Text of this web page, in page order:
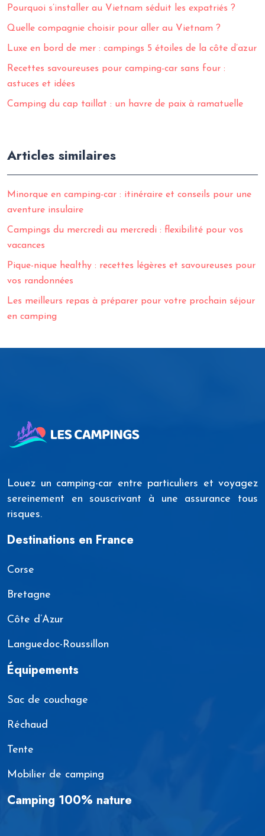
Pourquoi s’installer au Vietnam séduit les expatriés ?
Quelle compagnie choisir pour aller au Vietnam ?
Luxe en bord de mer : campings 5 étoiles de la côte d’azur
Recettes savoureuses pour camping-car sans four :
astuces et idées
Camping du cap taillat : un havre de paix à ramatuelle
Articles similaires
Minorque en camping-car : itinéraire et conseils pour une
aventure insulaire
Campings du mercredi au mercredi : flexibilité pour vos
vacances
Pique-nique healthy : recettes légères et savoureuses pour
vos randonnées
Les meilleurs repas à préparer pour votre prochain séjour
en camping
Louez un camping-car entre particuliers et voyagez
sereinement en souscrivant à une assurance tous
risques.
Destinations en France
Corse
Bretagne
Côte d’Azur
Languedoc-Roussillon
Équipements
Sac de couchage
Réchaud
Tente
Mobilier de camping
Camping 100% nature